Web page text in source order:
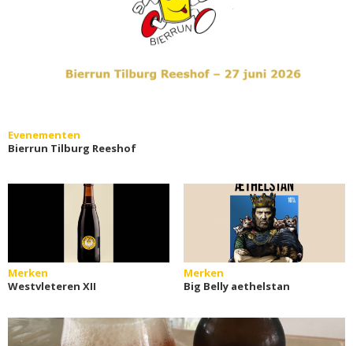
Evenementen
Bierrun Tilburg Reeshof
Merken
Westvleteren XII
Merken
Big Belly aethelstan